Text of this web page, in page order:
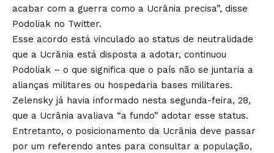
acabar com a guerra como a Ucrânia precisa”, disse
Podoliak no Twitter.
Esse acordo está vinculado ao status de neutralidade
que a Ucrânia está disposta a adotar, continuou
Podoliak – o que significa que o país não se juntaria a
alianças militares ou hospedaria bases militares.
Zelensky já havia informado nesta segunda-feira, 28,
que a Ucrânia avaliava “a fundo” adotar esse status.
Entretanto, o posicionamento da Ucrânia deve passar
por um referendo antes para consultar a população,